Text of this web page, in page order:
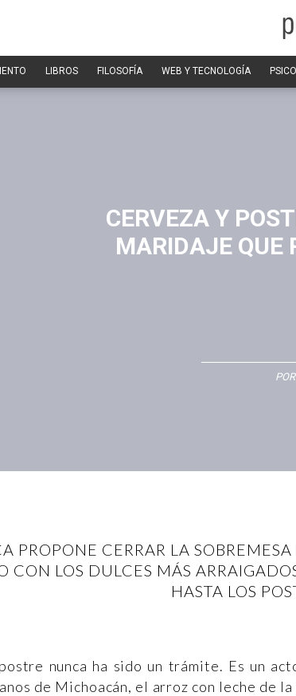
LIBROS FILOSOFÍA WEB Y TECNOLOGÍA
CERVEZA Y
MARIDAJE QUE
PROPONE CERRAR LA
CON LOS DULCES MÁS
HASTA LOS
nunca ha sido un trámite. Es un
de Michoacán, el arroz con leche de